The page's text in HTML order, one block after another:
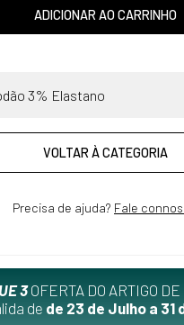
ADICIONAR AO CARRINHO
3% Elastano
VOLTAR À CATEGORIA
Precisa de ajuda? Fale
3OFERTA DO ARTIGO
de de 23 de Julho a